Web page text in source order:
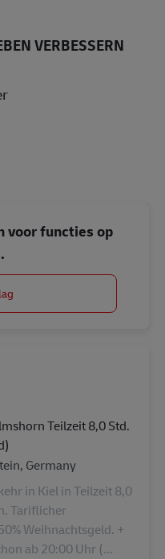
VERBESSERN
voor functies op
Teilzeit 8,0 Std.
Germany
in Kiel in Teilzeit 8,0
Tariflicher
Weihnachtsgeld. +
ab 20:00 Uhr (...